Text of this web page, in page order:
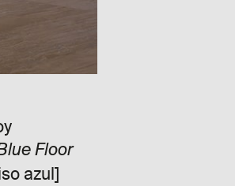
Floor
azul]